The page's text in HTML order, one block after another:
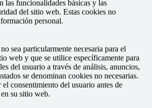
las funcionalidades básicas y las
del sitio web. Estas cookies no
personal.
sea particularmente necesaria para el
web y que se utilice específicamente para
del usuario a través de análisis, anuncios,
se denominan cookies no necesarias.
consentimiento del usuario antes de
su sitio web.